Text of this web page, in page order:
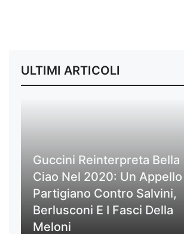
ULTIMI ARTICOLI
Guccini Reinterpreta Bella
Ciao Nel 2020: Un Appello
Partigiano Contro Salvini,
Berlusconi E I Fasci Della
Meloni